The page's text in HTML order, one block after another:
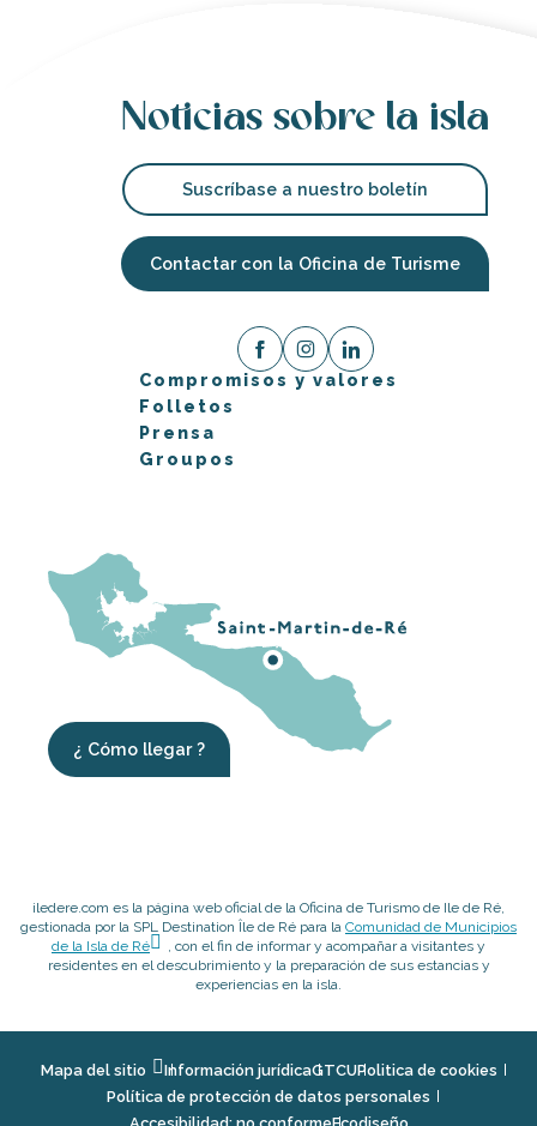
Noticias sobre la isla
Suscríbase a nuestro boletín
Contactar con la Oficina de Turisme
Compromisos y valores
Folletos
Prensa
Groupos
¿ Cómo llegar ?
iledere.com es la página web oficial de la Oficina de Turismo de Ile de Ré,
gestionada por la SPL Destination Île de Ré para la Comunidad de Municipios
de la Isla de Ré
, con el fin de informar y acompañar a visitantes y
residentes en el descubrimiento y la preparación de sus estancias y
experiencias en la isla.
Mapa del sitio Información jurídicaGTCUPolitica de cookies
Política de protección de datos personales